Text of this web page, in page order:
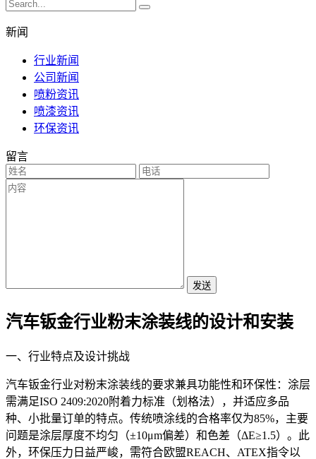
新闻
行业新闻
公司新闻
喷粉资讯
喷漆资讯
环保资讯
留言
发送
汽车钣金行业粉末涂装线的设计和安装
一、行业特点及设计挑战
汽车钣金行业对粉末涂装线的要求兼具功能性和环保性：涂层
需满足ISO 2409:2020附着力标准（划格法），并适应多品
种、小批量订单的特点。传统喷涂线的合格率仅为85%，主要
问题是涂层厚度不均匀（±10μm偏差）和色差（ΔE≥1.5）。此
外，环保压力日益严峻，需符合欧盟REACH、ATEX指令以